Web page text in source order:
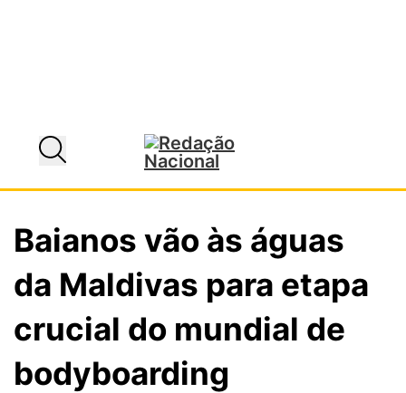
Baianos vão às águas
da Maldivas para etapa
crucial do mundial de
bodyboarding